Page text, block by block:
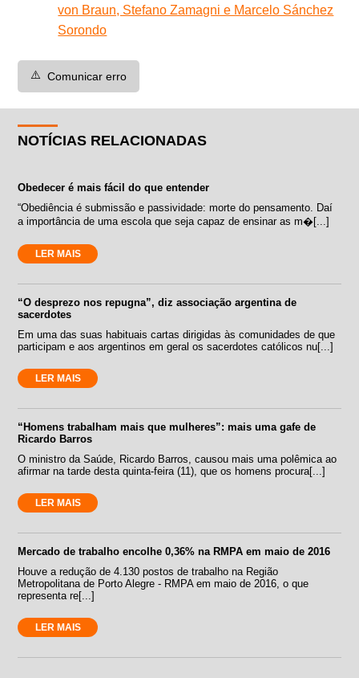
von Braun, Stefano Zamagni e Marcelo Sánchez
Sorondo
⚠️ Comunicar erro
NOTÍCIAS RELACIONADAS
Obedecer é mais fácil do que entender
“Obediência é submissão e passividade: morte do pensamento. Daí
a importância de uma escola que seja capaz de ensinar as m�[...]
LER MAIS
“O desprezo nos repugna”, diz associação argentina de
sacerdotes
Em uma das suas habituais cartas dirigidas às comunidades de que
participam e aos argentinos em geral os sacerdotes católicos nu[...]
LER MAIS
“Homens trabalham mais que mulheres”: mais uma gafe de
Ricardo Barros
O ministro da Saúde, Ricardo Barros, causou mais uma polêmica ao
afirmar na tarde desta quinta-feira (11), que os homens procura[...]
LER MAIS
Mercado de trabalho encolhe 0,36% na RMPA em maio de 2016
Houve a redução de 4.130 postos de trabalho na Região
Metropolitana de Porto Alegre - RMPA em maio de 2016, o que
representa re[...]
LER MAIS